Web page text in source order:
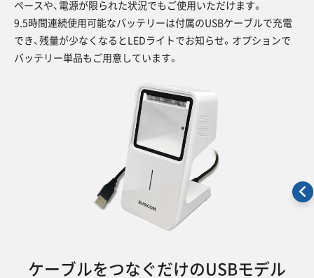
ペースや、電源が限られた状況でもご使用いただけます。
9.5時間連続使用可能なバッテリーは付属のUSBケーブルで充電
でき、残量が少なくなるとLEDライトでお知らせ。オプションで
バッテリー単品もご用意しています。
ケーブルをつなぐだけのUSBモデル